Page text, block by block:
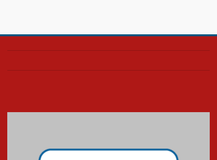
Confira como foi o culto mensal